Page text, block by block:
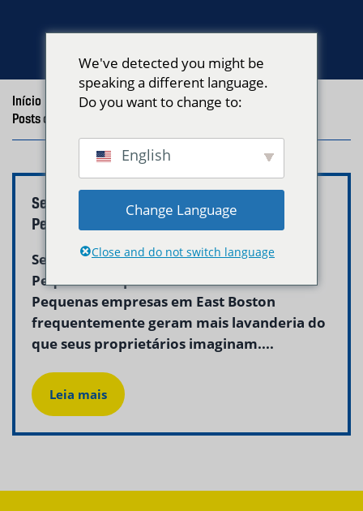
Início
/
Posts com a tag "lavanderia comercial East Boston"
Serviço de Lavanderia Comercial para
Pequenas Empresas em East Boston
Serviço de Lavanderia Comercial para
Pequenas Empresas em East Boston
Pequenas empresas em East Boston
frequentemente geram mais lavanderia do
que seus proprietários imaginam....
Leia mais
We've detected you might be
speaking a different language.
Do you want to change to:
English
Change Language
Close and do not switch language